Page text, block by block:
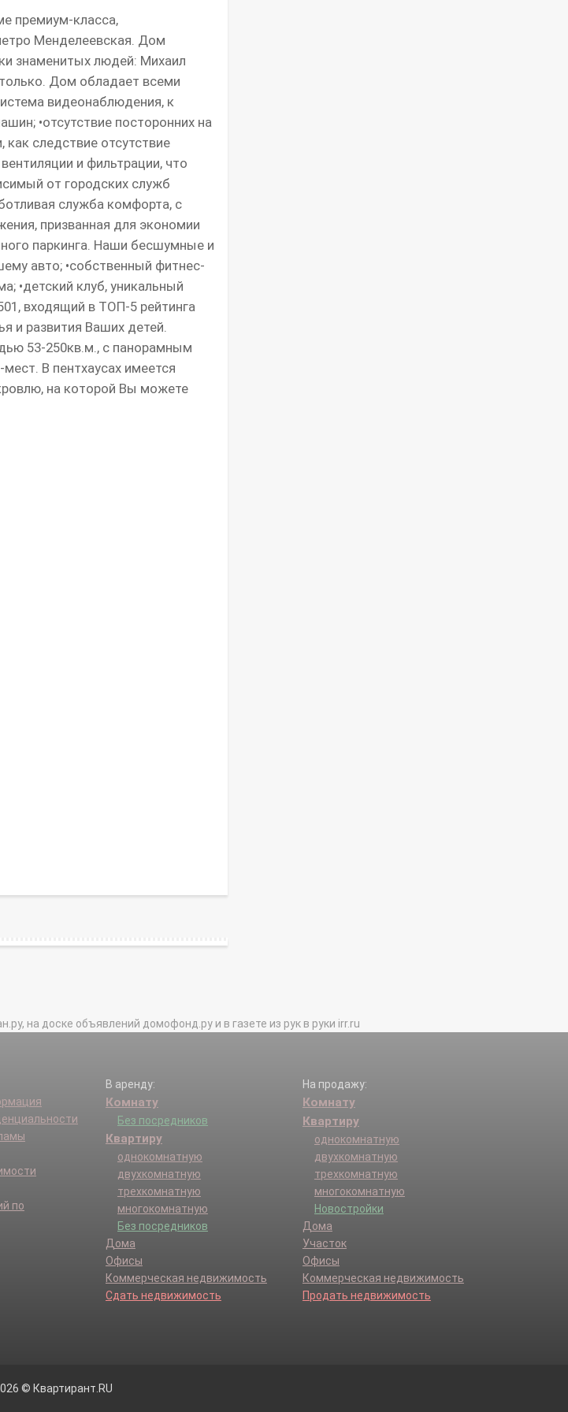
премиум-класса,
Менделеевская. Дом
знаменитых людей: Михаил
Дом обладает всеми
видеонаблюдения, к
•отсутствие посторонних на
следствие отсутствие
и фильтрации, что
от городских служб
служба комфорта, с
призванная для экономии
паркинга. Наши бесшумные и
авто; •собственный фитнес-
•детский клуб, уникальный
входящий в ТОП-5 рейтинга
и развития Ваших детей.
53-250кв.м., с панорамным
В пентхаусах имеется
на которой Вы можете
на доске объявлений домофонд.ру и в газете из рук в руки irr.ru
по
В аренду:
Комнату
Без посредников
Квартиру
однокомнатную
двухкомнатную
трехкомнатную
многокомнатную
Без посредников
Дома
Офисы
Коммерческая недвижимость
Сдать недвижимость
На продажу:
Комнату
Квартиру
однокомнатную
двухкомнатную
трехкомнатную
многокомнатную
Новостройки
Дома
Участок
Офисы
Коммерческая недвижимость
Продать недвижимость
© Квартирант.RU